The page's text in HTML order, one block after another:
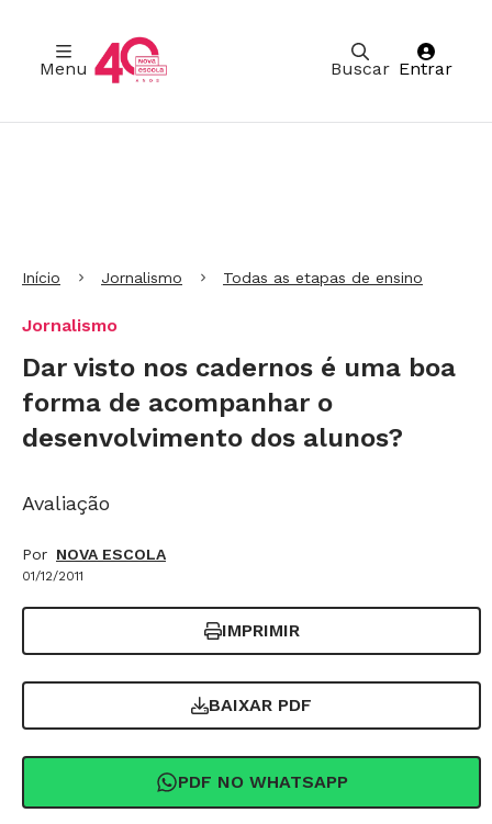
Buscar
Menu Entrar
Início Jornalismo Todas as etapas de ensino
Jornalismo
Dar visto nos cadernos é uma boa
forma de acompanhar o
desenvolvimento dos alunos?
Avaliação
Por NOVA ESCOLA
01/12/2011
IMPRIMIR
BAIXAR PDF
PDF NO WHATSAPP